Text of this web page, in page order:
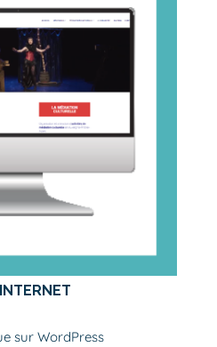
sur WordPress